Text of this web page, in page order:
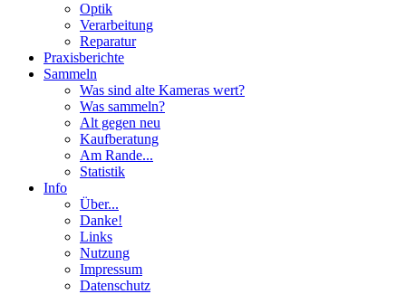
Optik
Verarbeitung
Reparatur
Praxisberichte
Sammeln
Was sind alte Kameras wert?
Was sammeln?
Alt gegen neu
Kaufberatung
Am Rande...
Statistik
Info
Über...
Danke!
Links
Nutzung
Impressum
Datenschutz